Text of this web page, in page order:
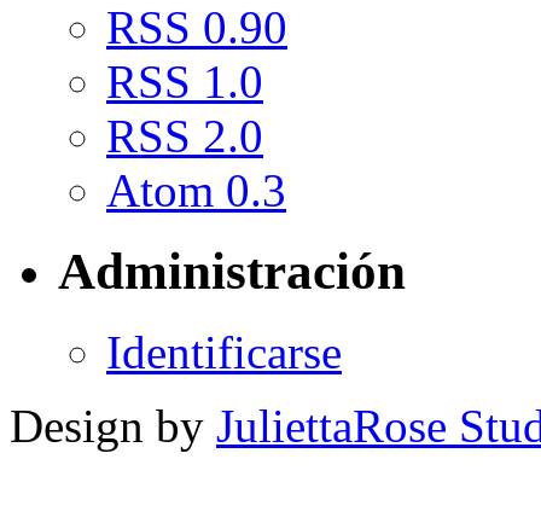
RSS 0.90
RSS 1.0
RSS 2.0
Atom 0.3
Administración
Identificarse
Design by JuliettaRose